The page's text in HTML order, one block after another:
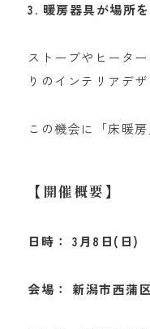
3. 暖房器具が場所
ストーブやヒータ
りのインテリアデ
この機会に「床暖
【開催概要】
日時： 3月8日(日)
会場： 新潟市西蒲